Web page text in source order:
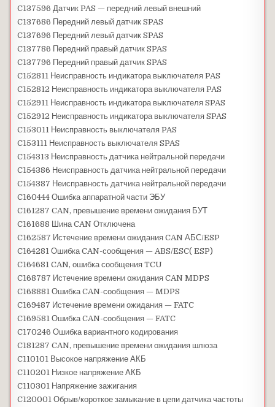
C137596 Датчик PAS — передний левый внешний
C137686 Передний левый датчик SPAS
C137696 Передний левый датчик SPAS
C137786 Передний правый датчик SPAS
C137796 Передний правый датчик SPAS
C152811 Неисправность индикатора выключателя PAS
C152812 Неисправность индикатора выключателя PAS
C152911 Неисправность индикатора выключателя SPAS
C152912 Неисправность индикатора выключателя SPAS
C153011 Неисправность выключателя PAS
C153111 Неисправность выключателя SPAS
C154313 Неисправность датчика нейтральной передачи
C154386 Неисправность датчика нейтральной передачи
C154387 Неисправность датчика нейтральной передачи
C160444 Ошибка аппаратной части ЭБУ
C161287 CAN, превышение времени ожидания БУТ
C161688 Шина CAN Отключена
C162587 Истечение времени ожидания CAN АБС/ESP
C164281 Ошибка CAN-сообщения — ABS/ESC( ESP)
C164681 CAN, ошибка сообщения TCU
C168787 Истечение времени ожидания CAN MDPS
C168881 Ошибка CAN-сообщения — MDPS
C169487 Истечение времени ожидания — FATC
C169581 Ошибка CAN-сообщения — FATC
C170246 Ошибка вариантного кодирования
C181287 CAN, превышение времени ожидания шлюза
C110101 Высокое напряжение АКБ
C110201 Низкое напряжение АКБ
C110301 Напряжение зажигания
C120001 Обрыв/короткое замыкание в цепи датчика частоты